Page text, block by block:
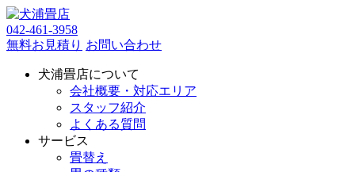
042-461-3958
無料お見積り お問い合わせ
犬浦畳店について
会社概要・対応エリア
スタッフ紹介
よくある質問
サービス
畳替え